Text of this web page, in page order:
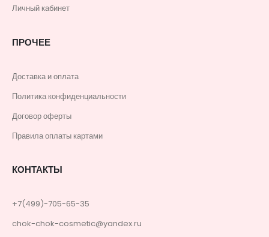
Личный кабинет
ПРОЧЕЕ
Доставка и оплата
Политика конфиденциальности
Договор оферты
Правила оплаты картами
КОНТАКТЫ
+7(499)-705-65-35
chok-chok-cosmetic@yandex.ru